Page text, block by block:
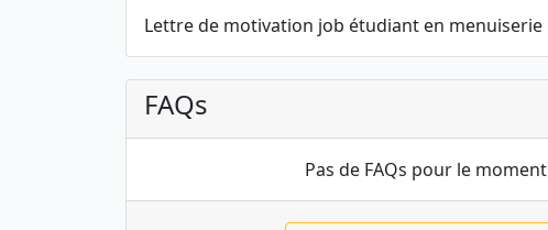
Lettre de motivation job étudiant en menuiserie
FAQs
Pas de FAQs pour le moment